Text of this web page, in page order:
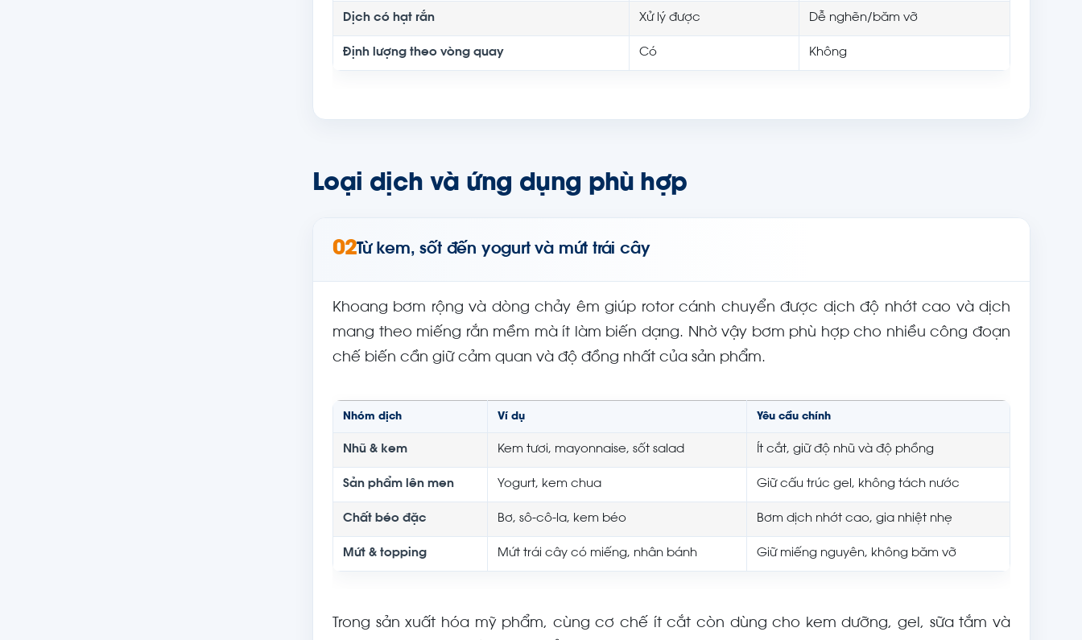
Dịch có hạt rắn Xử lý được Dễ nghẽn/băm vỡ
Định lượng theo vòng quay Có Không
Loại dịch và ứng dụng phù hợp
02Từ kem, sốt đến yogurt và mứt trái cây
Khoang bơm rộng và dòng chảy êm giúp rotor cánh chuyển được dịch độ nhớt cao và dịch
mang theo miếng rắn mềm mà ít làm biến dạng. Nhờ vậy bơm phù hợp cho nhiều công đoạn
chế biến cần giữ cảm quan và độ đồng nhất của sản phẩm.
Nhóm dịch Ví dụ Yêu cầu chính
Nhũ & kem Kem tươi, mayonnaise, sốt salad Ít cắt, giữ độ nhũ và độ phồng
Sản phẩm lên men Yogurt, kem chua Giữ cấu trúc gel, không tách nước
Chất béo đặc Bơ, sô-cô-la, kem béo Bơm dịch nhớt cao, gia nhiệt nhẹ
Mứt & topping Mứt trái cây có miếng, nhân bánh Giữ miếng nguyên, không băm vỡ
Trong sản xuất hóa mỹ phẩm, cùng cơ chế ít cắt còn dùng cho kem dưỡng, gel, sữa tắm và